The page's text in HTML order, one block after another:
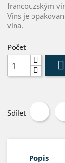
francouzským
Vins je
vína.
Počet

Sdílet
Popis